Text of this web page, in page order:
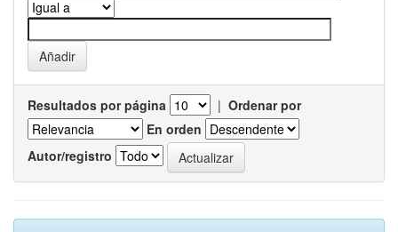
Resultados por página | Ordenar por
En orden
Autor/registro